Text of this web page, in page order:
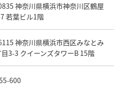
神奈川県横浜市神奈川区鶴屋
若葉ビル1階
神奈川県横浜市西区みなとみ
3-3 クイーンズタワーB 15階
600